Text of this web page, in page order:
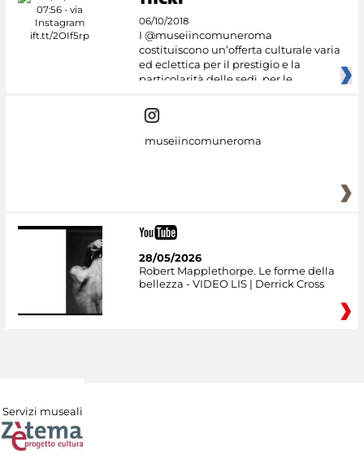
06/10/2018
I @museiincomuneroma
costituiscono un’offerta culturale varia
ed eclettica per il prestigio e la
particolarità delle sedi, per le
museiincomuneroma
28/05/2026
Robert Mapplethorpe. Le forme della
bellezza - VIDEO LIS | Derrick Cross
Servizi museali